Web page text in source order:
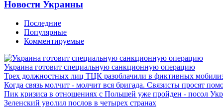
Новости Украины
Последние
Популярные
Комментируемые
Украина готовит специальную санкционную операцию
Трех должностных лиц ТЦК разоблачили в фиктивных
Когда связь молчит - молчит вся бригада. Связисты просят
Пик кризиса в отношениях с Польшей уже пройден - посол
Зеленский уволил послов в четырех странах